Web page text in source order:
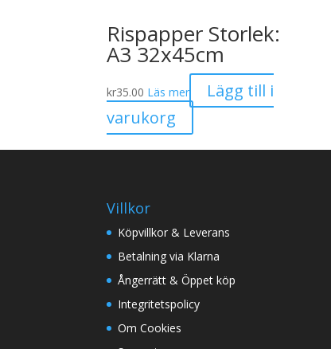
Rispapper Storlek:
A3 32x45cm
kr35.00 Läs mer
Lägg till i
varukorg
Villkor
Köpvillkor & Leverans
Betalning via Klarna
Ångerrätt & Öppet köp
Integritetspolicy
Om Cookies